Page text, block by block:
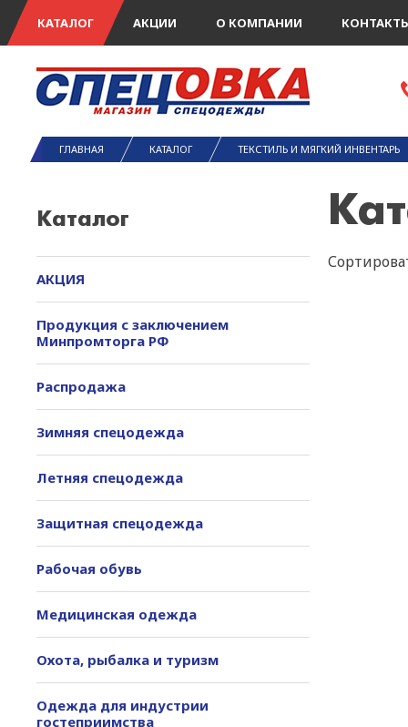
КАТАЛОГ АКЦИИ О КОМПАНИИ
ГЛАВНАЯ КАТАЛОГ ТЕКСТИЛЬ И МЯГКИЙ ИНВЕНТАРЬ
Каталог
АКЦИЯ
Продукция с заключением
Минпромторга РФ
Распродажа
Зимняя спецодежда
Летняя спецодежда
Защитная спецодежда
Рабочая обувь
Медицинская одежда
Охота, рыбалка и туризм
Одежда для индустрии
гостеприимства